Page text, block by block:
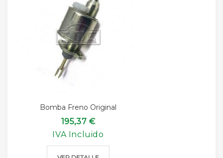
Bomba Freno Original
195,37 €
IVA Incluido